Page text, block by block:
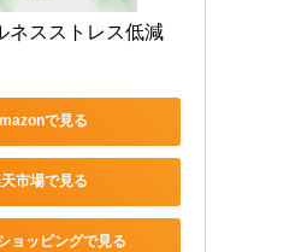
ネスストレス低減
で見る
市場で見る
ョッピングで見る